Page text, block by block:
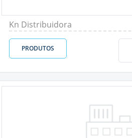
Kn Distribuidora
PRODUTOS